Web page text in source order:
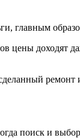
главным
цены доходят
ремонт
поиск и